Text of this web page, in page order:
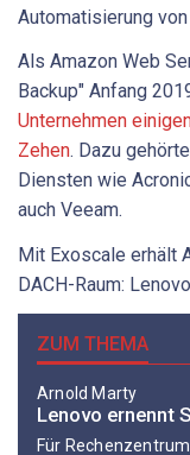
Automatisierung
Als Amazon Web
Backup" Anfang
Unternehmen
Zehen. Dazu
Diensten wie
auch Veeam.
Mit Exoscale erhält
DACH-Raum:
ZUM THEMA
Arnold Marty
Lenovo ernennt
Für